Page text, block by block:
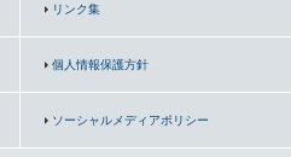
リンク集
個人情報保護方針
ソーシャルメディアポリシー